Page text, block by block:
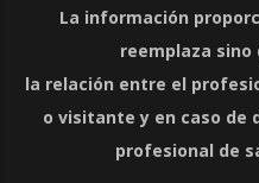
La información
reemplaza
la relación entre el
o visitante y en caso de
profesional de